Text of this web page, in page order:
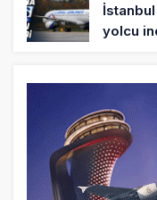
yolcu
AyJet
kırım
22 saat